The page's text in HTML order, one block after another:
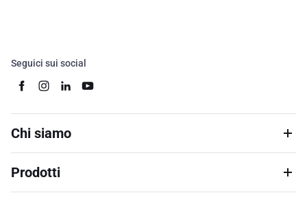
Seguici sui social
Chi siamo
Prodotti